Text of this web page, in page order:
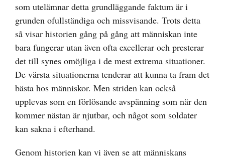
som utelämnar detta grundläggande faktum är i
grunden ofullständiga och missvisande. Trots detta
så visar historien gång på gång att människan inte
bara fungerar utan även ofta excellerar och presterar
det till synes omöjliga i de mest extrema situationer.
De värsta situationerna tenderar att kunna ta fram det
bästa hos människor. Men striden kan också
upplevas som en förlösande avspänning som när den
kommer nästan är njutbar, och något som soldater
kan sakna i efterhand.
Genom historien kan vi även se att människans